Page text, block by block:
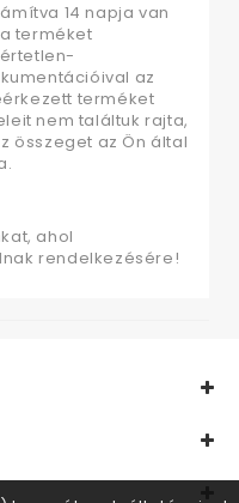
14 napja van
terméket
az
terméket
nem találtuk rajta,
összeget az Ön által
ahol
rendelkezésére!